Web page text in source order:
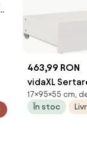
463,99 RON
vidaXL
cm, alb,
17×95×55 cm,
În stoc